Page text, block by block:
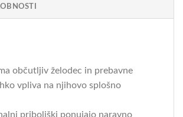
občutljiv želodec in prebavne
vpliva na njihovo splošno
priboljški ponujajo naravno